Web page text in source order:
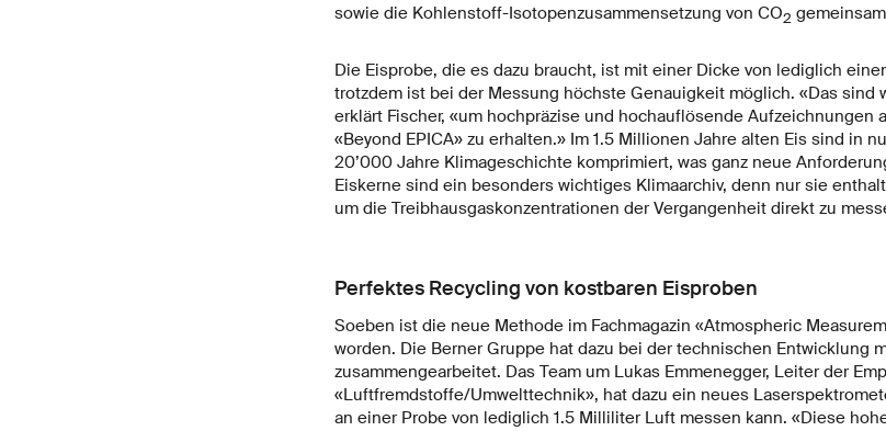
sowie die Kohlenstoff-Isotopenzusammensetzung von CO2
Die Eisprobe, die es dazu braucht, ist mit einer Dicke von lediglich
trotzdem ist bei der Messung höchste Genauigkeit möglich. «Das sind
erklärt Fischer, «um hochpräzise und hochauflösende Aufzeichnungen
«Beyond EPICA» zu erhalten.» Im 1.5 Millionen Jahre alten Eis sind in
20’000 Jahre Klimageschichte komprimiert, was ganz neue
Eiskerne sind ein besonders wichtiges Klimaarchiv, denn nur sie
um die Treibhausgaskonzentrationen der Vergangenheit direkt zu
Perfektes Recycling von kostbaren Eisproben
Soeben ist die neue Methode im Fachmagazin «Atmospheric
worden. Die Berner Gruppe hat dazu bei der technischen Entwicklung
zusammengearbeitet. Das Team um Lukas Emmenegger, Leiter der
«Luftfremdstoffe/Umwelttechnik», hat dazu ein neues
an einer Probe von lediglich 1.5 Milliliter Luft messen kann. «Diese